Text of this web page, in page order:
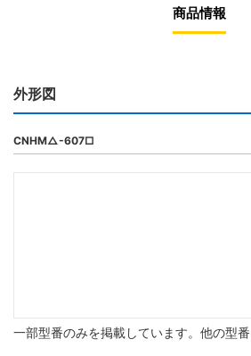
商品情報
外形図
CNHM△-607□
一部型番のみを掲載しています。他の型